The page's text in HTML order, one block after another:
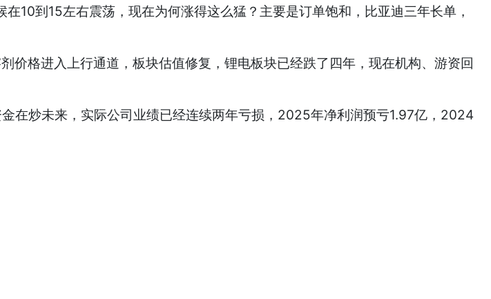
10到15左右震荡，现在为何涨得这么猛？主要是订单饱和，比亚迪三年长单，
价格进入上行通道，板块估值修复，锂电板块已经跌了四年，现在机构、游资回
在炒未来，实际公司业绩已经连续两年亏损，2025年净利润预亏1.97亿，2024